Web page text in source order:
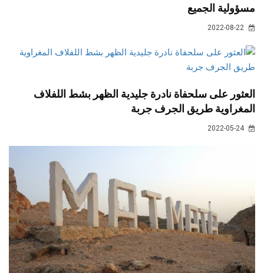
مسؤولية الجميع
العثور على سلحفاة نادرة جليدية الظهر بشط اللفلاف
المغراوية طريق الجرف جربة
2022-05-24